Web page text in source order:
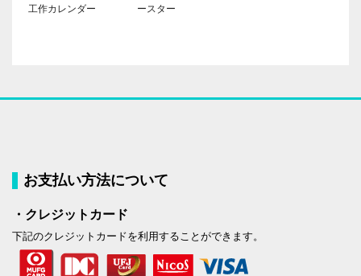
工作カレンダー
ースター
お支払い方法について
・クレジットカード
下記のクレジットカードを利用することができます。